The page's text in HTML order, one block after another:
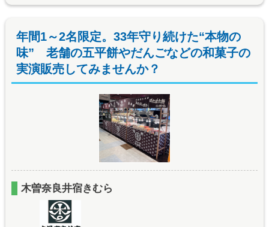
年間1～2名限定。33年守り続けた“本物の
味” 老舗の五平餅やだんごなどの和菓子の
実演販売してみませんか？
木曽奈良井宿きむら